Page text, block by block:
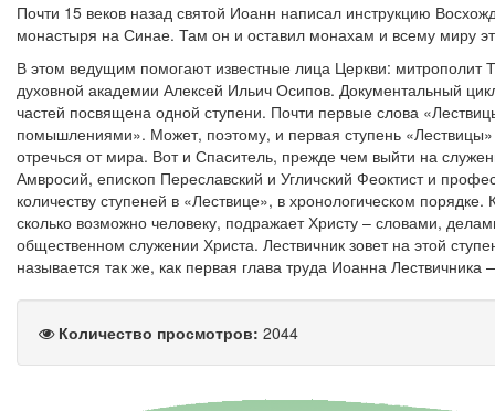
Почти 15 веков назад святой Иоанн написал инструкцию
монастыря на Синае. Там он и оставил монахам и всему миру
В этом ведущим помогают известные лица Церкви: митрополит
духовной академии Алексей Ильич Осипов. Документальный
частей посвящена одной ступени. Почти первые слова
помышлениями». Может, поэтому, и первая ступень
отречься от мира. Вот и Спаситель, прежде чем выйти на
Амвросий, епископ Переславский и Угличский Феоктист и
количеству ступеней в «Лествице», в хронологическом
сколько возможно человеку, подражает Христу – словами,
общественном служении Христа. Лествичник зовет на этой
называется так же, как первая глава труда Иоанна
Количество просмотров: 2044